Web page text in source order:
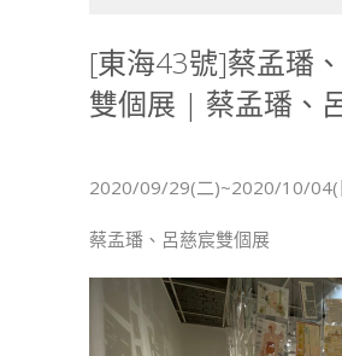
[東海43號]蔡孟璠
雙個展 | 蔡孟璠、
2020/09/29(二)~2020/10/04(
蔡孟璠、呂慈宸雙個展